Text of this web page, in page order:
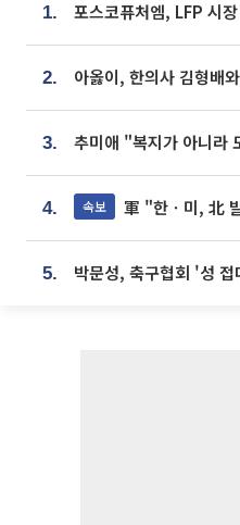
1.
2.
3.
4. 속보 軍 "한ㆍ미, 北 발사
5.